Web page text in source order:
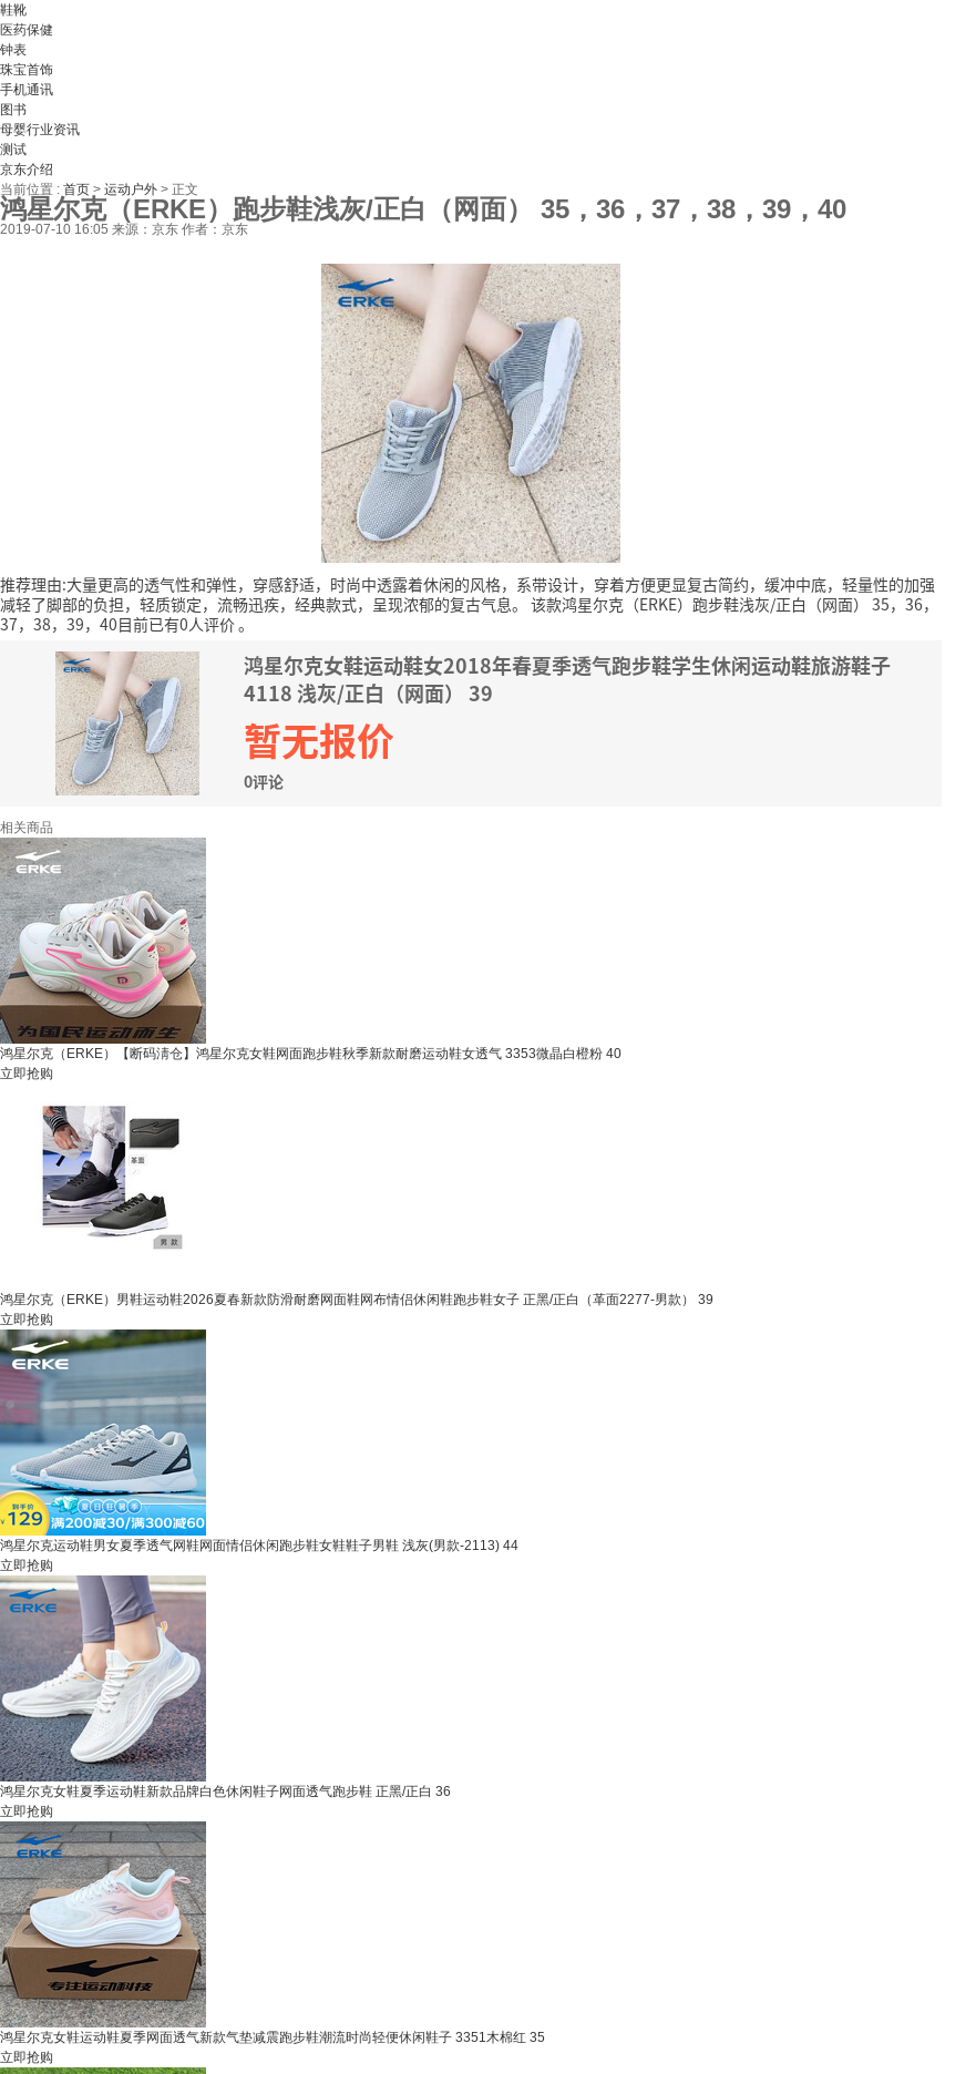
鞋靴
医药保健
钟表
珠宝首饰
手机通讯
图书
母婴行业资讯
测试
京东介绍
当前位置 : 首页 > 运动户外 > 正文
鸿星尔克（ERKE）跑步鞋浅灰/正白（网面） 35，36，37，38，39，40
2019-07-10 16:05 来源：京东 作者：京东
推荐理由:大量更高的透气性和弹性，穿感舒适，时尚中透露着休闲的风格，系带设计，穿着方便更显复古简约，缓冲中底，轻量性的加强
减轻了脚部的负担，轻质锁定，流畅迅疾，经典款式，呈现浓郁的复古气息。 该款鸿星尔克（ERKE）跑步鞋浅灰/正白（网面） 35，36，
37，38，39，40目前已有0人评价。
鸿星尔克女鞋运动鞋女2018年春夏季透气跑步鞋学生休闲运动鞋旅游鞋子
4118 浅灰/正白（网面） 39
暂无报价
0评论
相关商品
鸿星尔克（ERKE）【断码淸仓】鸿星尔克女鞋网面跑步鞋秋季新款耐磨运动鞋女透气 3353微晶白橙粉 40
立即抢购
鸿星尔克（ERKE）男鞋运动鞋2026夏春新款防滑耐磨网面鞋网布情侣休闲鞋跑步鞋女子 正黑/正白（革面2277-男款） 39
立即抢购
鸿星尔克运动鞋男女夏季透气网鞋网面情侣休闲跑步鞋女鞋鞋子男鞋 浅灰(男款-2113) 44
立即抢购
鸿星尔克女鞋夏季运动鞋新款品牌白色休闲鞋子网面透气跑步鞋 正黑/正白 36
立即抢购
鸿星尔克女鞋运动鞋夏季网面透气新款气垫减震跑步鞋潮流时尚轻便休闲鞋子 3351木棉红 35
立即抢购